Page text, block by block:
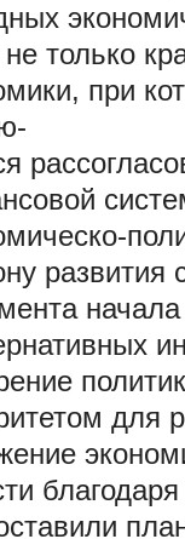
не только
при
развития
начала
для